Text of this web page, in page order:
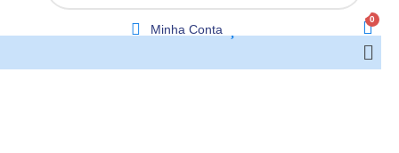
k
a
m
p
Minha Conta